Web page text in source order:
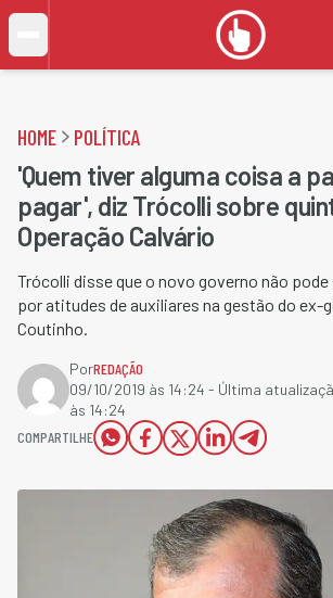
HOME POLÍTICA
'Quem tiver alguma coisa a
pagar', diz Trócolli sobre
Operação Calvário
Trócolli disse que o novo governo não
por atitudes de auxiliares na gestão do ex-
Coutinho.
PorREDAÇÃO
09/10/2019 às 14:24 - Última
às 14:24
COMPARTILHE